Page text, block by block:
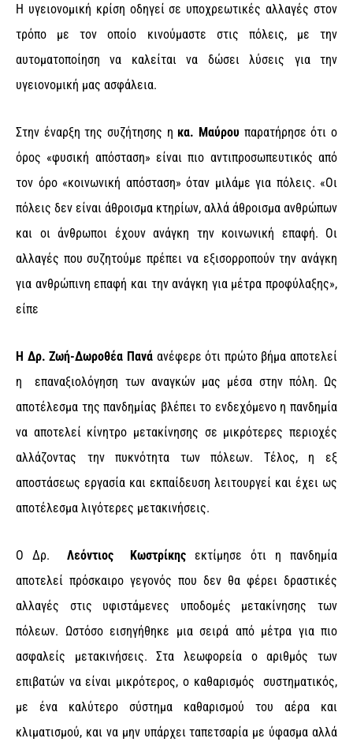
Η υγειονομική κρίση οδηγεί σε υποχρεωτικές αλλαγές στον
τρόπο με τον οποίο κινούμαστε στις πόλεις, με την
αυτοματοποίηση να καλείται να δώσει λύσεις για την
υγειονομική μας ασφάλεια.
Στην έναρξη της συζήτησης η κα. Μαύρου παρατήρησε ότι ο
όρος «φυσική απόσταση» είναι πιο αντιπροσωπευτικός από
τον όρο «κοινωνική απόσταση» όταν μιλάμε για πόλεις. «Οι
πόλεις δεν είναι άθροισμα κτηρίων, αλλά άθροισμα ανθρώπων
και οι άνθρωποι έχουν ανάγκη την κοινωνική επαφή. Οι
αλλαγές που συζητούμε πρέπει να εξισορροπούν την ανάγκη
για ανθρώπινη επαφή και την ανάγκη για μέτρα προφύλαξης»,
είπε
Η Δρ. Ζωή-Δωροθέα Πανάανέφερε ότι πρώτο βήμα αποτελεί
η επαναξιολόγηση των αναγκών μας μέσα στην πόλη. Ως
αποτέλεσμα της πανδημίας βλέπει το ενδεχόμενο η πανδημία
να αποτελεί κίνητρο μετακίνησης σε μικρότερες περιοχές
αλλάζοντας την πυκνότητα των πόλεων. Τέλος, η εξ
αποστάσεως εργασία και εκπαίδευση λειτουργεί και έχει ως
αποτέλεσμα λιγότερες μετακινήσεις.
Ο Δρ. Λεόντιος Κωστρίκηςεκτίμησε ότι η πανδημία
αποτελεί πρόσκαιρο γεγονός που δεν θα φέρει δραστικές
αλλαγές στις υφιστάμενες υποδομές μετακίνησης των
πόλεων. Ωστόσο εισηγήθηκε μια σειρά από μέτρα για πιο
ασφαλείς μετακινήσεις. Στα λεωφορεία ο αριθμός των
επιβατών να είναι μικρότερος, ο καθαρισμός συστηματικός,
με ένα καλύτερο σύστημα καθαρισμού του αέρα και
κλιματισμού, και να μην υπάρχει ταπετσαρία με ύφασμα αλλά